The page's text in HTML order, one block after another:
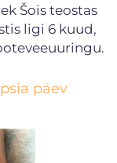
Šois teostas
ligi 6 kuud,
päev